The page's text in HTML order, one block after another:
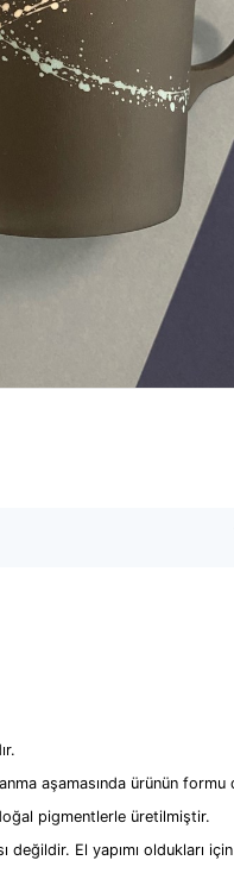
aşamasında ürünün
pigmentlerle üretilmiştir.
El yapımı oldukları